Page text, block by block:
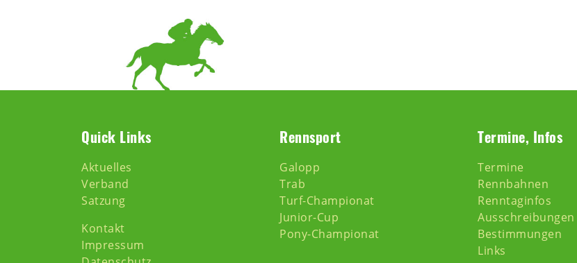
Quick Links
Aktuelles
Verband
Satzung
Kontakt
Impressum
Rennsport
Galopp
Trab
Turf-Championat
Junior-Cup
Pony-Championat
Termine, Infos
Termine
Rennbahnen
Renntaginfos
Ausschreibungen
Bestimmungen
Links